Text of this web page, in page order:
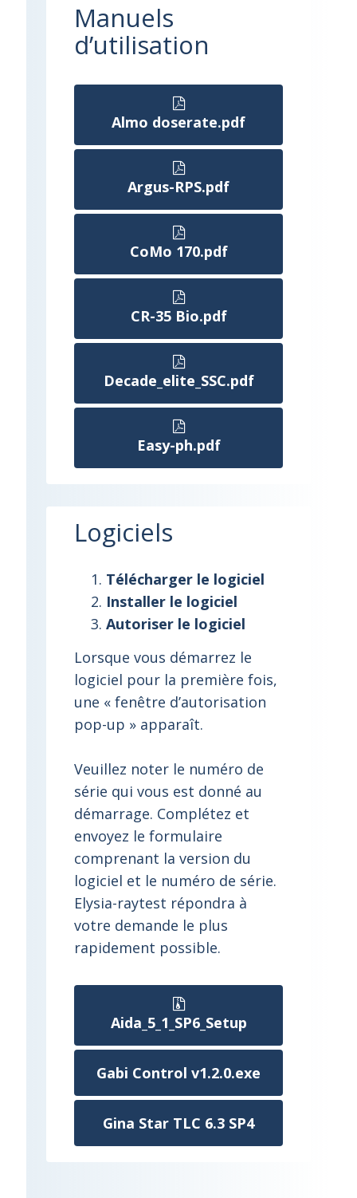
Manuels
d’utilisation
Almo doserate.pdf
Argus-RPS.pdf
CoMo 170.pdf
CR-35 Bio.pdf
Decade_elite_SSC.pdf
Easy-ph.pdf
Logiciels
Télécharger le logiciel
Installer le logiciel
Autoriser le logiciel
Lorsque vous démarrez le
logiciel pour la première fois,
une « fenêtre d’autorisation
pop-up » apparaît.
Veuillez noter le numéro de
série qui vous est donné au
démarrage. Complétez et
envoyez le formulaire
comprenant la version du
logiciel et le numéro de série.
Elysia-raytest répondra à
votre demande le plus
rapidement possible.
Aida_5_1_SP6_Setup
Gabi Control v1.2.0.exe
Gina Star TLC 6.3 SP4